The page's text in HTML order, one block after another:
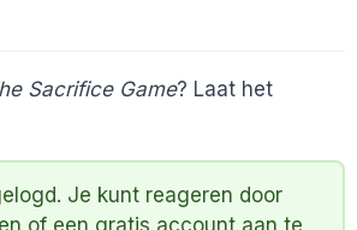
Sacrifice Game? Laat het
Je kunt reageren door
of een gratis account aan te